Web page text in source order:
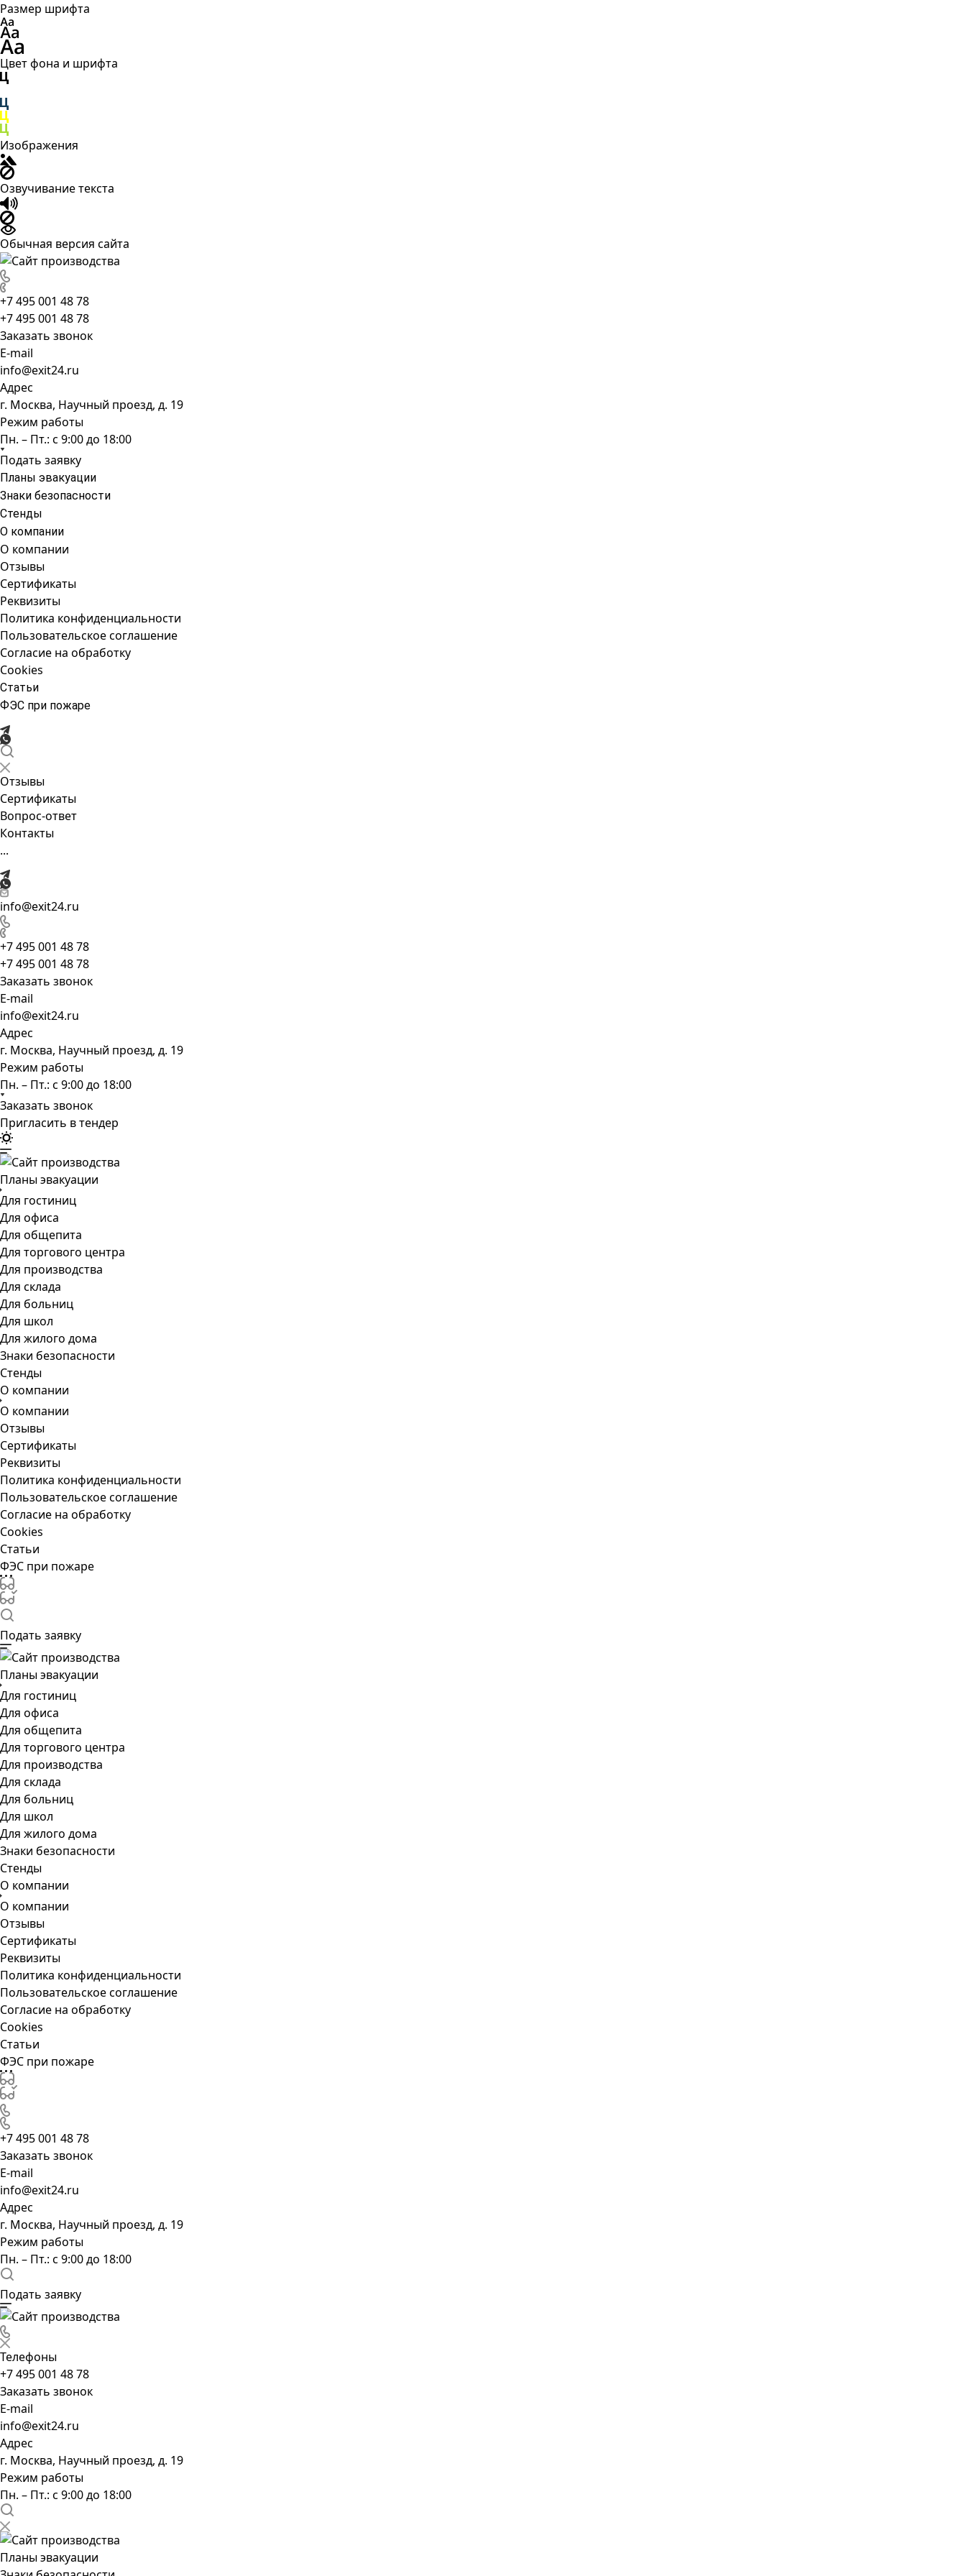
Размер шрифта
Цвет фона и шрифта
Изображения
Озвучивание текста
Обычная версия сайта
+7 495 001 48 78
+7 495 001 48 78
Заказать звонок
E-mail
info@exit24.ru
Адрес
г. Москва, Научный проезд, д. 19
Режим работы
Пн. – Пт.: с 9:00 до 18:00
Подать заявку
Планы эвакуации
Знаки безопасности
Стенды
О компании
О компании
Отзывы
Сертификаты
Реквизиты
Политика конфиденциальности
Пользовательское соглашение
Согласие на обработку
Cookies
Статьи
ФЭС при пожаре
Отзывы
Сертификаты
Вопрос-ответ
Контакты
...
info@exit24.ru
+7 495 001 48 78
+7 495 001 48 78
Заказать звонок
E-mail
info@exit24.ru
Адрес
г. Москва, Научный проезд, д. 19
Режим работы
Пн. – Пт.: с 9:00 до 18:00
Заказать звонок
Пригласить в тендер
Планы эвакуации
Для гостиниц
Для офиса
Для общепита
Для торгового центра
Для производства
Для склада
Для больниц
Для школ
Для жилого дома
Знаки безопасности
Стенды
О компании
О компании
Отзывы
Сертификаты
Реквизиты
Политика конфиденциальности
Пользовательское соглашение
Согласие на обработку
Cookies
Статьи
ФЭС при пожаре
Подать заявку
Планы эвакуации
Для гостиниц
Для офиса
Для общепита
Для торгового центра
Для производства
Для склада
Для больниц
Для школ
Для жилого дома
Знаки безопасности
Стенды
О компании
О компании
Отзывы
Сертификаты
Реквизиты
Политика конфиденциальности
Пользовательское соглашение
Согласие на обработку
Cookies
Статьи
ФЭС при пожаре
+7 495 001 48 78
Заказать звонок
E-mail
info@exit24.ru
Адрес
г. Москва, Научный проезд, д. 19
Режим работы
Пн. – Пт.: с 9:00 до 18:00
Подать заявку
Телефоны
+7 495 001 48 78
Заказать звонок
E-mail
info@exit24.ru
Адрес
г. Москва, Научный проезд, д. 19
Режим работы
Пн. – Пт.: с 9:00 до 18:00
Планы эвакуации